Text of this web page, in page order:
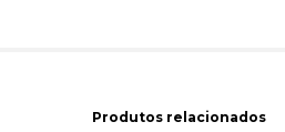
Produtos relacionados